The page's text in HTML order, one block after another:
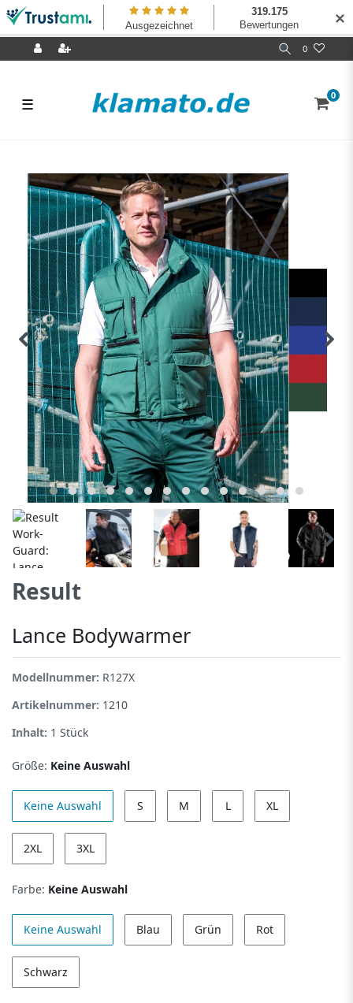
0
☰ 0
Result
Lance Bodywarmer
Modellnummer: R127X
Artikelnummer: 1210
Inhalt: 1 Stück
Größe: Keine Auswahl
Keine Auswahl S M L XL
2XL 3XL
Farbe: Keine Auswahl
Keine Auswahl Blau Grün Rot
Schwarz
✕